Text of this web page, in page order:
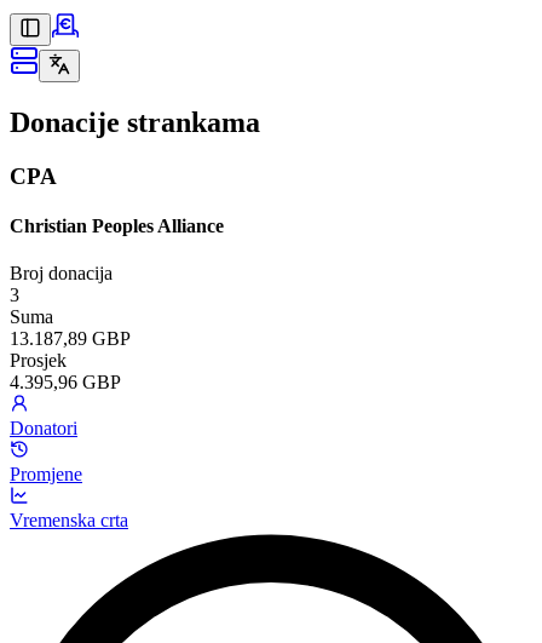
Donacije strankama
CPA
Christian Peoples Alliance
Broj donacija
3
Suma
13.187,89 GBP
Prosjek
4.395,96 GBP
Donatori
Promjene
Vremenska crta